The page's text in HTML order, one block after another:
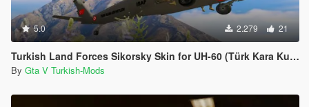
5.0 2.279 21
Turkish Land Forces Sikorsky Skin for UH-60 (Türk Kara Kuvvetleri)
By Gta V Turkish-Mods